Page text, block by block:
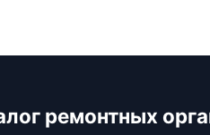
ремонтных